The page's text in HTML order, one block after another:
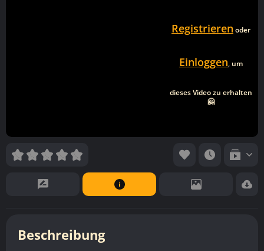
Registrieren oder
Einloggen, um
dieses Video zu erhalten
🤗
Beschreibung